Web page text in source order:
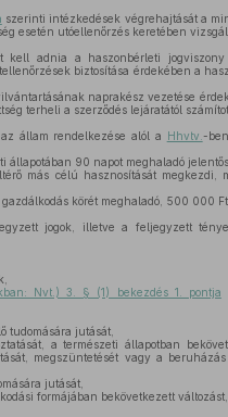
szerinti intézkedések végrehajtását a
esetén utóellenőrzés keretében
kell adnia a haszonbérleti jogviszony
biztosítása érdekében a
naprakész vezetése
terheli a szerződés lejáratától
állam rendelkezése alól a Hhvtv. -
90 napot meghaladó
más célú hasznosítását megkezdi,
körét meghaladó, 500 000
jogok, illetve a feljegyzett
Nvt.) 3. § (1) bekezdés 1. pontja
tudomására jutását,
a természeti állapotban
megszüntetését vagy a
jutását,
formájában bekövetkezett